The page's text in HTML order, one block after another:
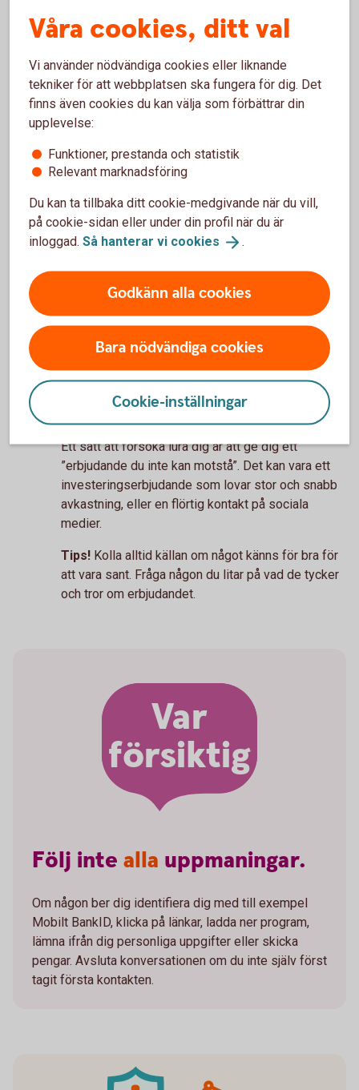
Oväntad kontakt
Oväntade kontakter som ser ut att komma från
välkända företag, myndigheter eller någon du
känner är ett vanligt försök att lura dig. Bedragare
använder falska avsändare för att skapa
Tips!Agera aldrig snabbt, ta dig tid, tänk efter och
Det är bråttom
Stress och rädsla är ett sätt att få dig att fatta
utan att tänka efter. Det kan handla om att ett lån
ska ha tagits i ditt namn eller att pengar är på väg
att lämna ditt konto.
Kontrollera alltid informationen du får. Använd
ett telefonnummer som du själv sökt fram från
Det är för bra för att vara sant
Ett sätt att försöka lura dig är att ge dig ett
”erbjudande du inte kan motstå”. Det kan vara ett
investeringserbjudande som lovar stor och snabb
avkastning, eller en flörtig kontakt på sociala
medier.
Tips! Kolla alltid källan om något känns för bra för
att vara sant. Fråga någon du litar på vad de tycker
och tror om erbjudandet.
Var
försiktig
Följ inte alla uppmaningar.
Om någon ber dig identifiera dig med till exempel
Mobilt BankID, klicka på länkar, ladda ner program,
lämna ifrån dig personliga uppgifter eller skicka
pengar. Avsluta konversationen om du inte själv först
tagit första kontakten.
Våra cookies, ditt val
Vi använder nödvändiga cookies eller liknande
tekniker för att webbplatsen ska fungera för dig. Det
finns även cookies du kan välja som förbättrar din
upplevelse:
Funktioner, prestanda och statistik
Relevant marknadsföring
Du kan ta tillbaka ditt cookie-medgivande när du vill,
på cookie-sidan eller under din profil när du är
inloggad. Så hanterar vi cookies .
Godkänn alla cookies
Bara nödvändiga cookies
Cookie-inställningar